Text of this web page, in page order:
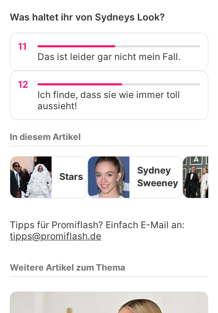
Was haltet ihr von Sydneys Look?
11
Das ist leider gar nicht mein Fall.
12
Ich finde, dass sie wie immer toll
aussieht!
In diesem Artikel
Stars
Sydney
Sweeney
Tipps für Promiflash? Einfach E-Mail an:
tipps@promiflash.de
Weitere Artikel zum Thema